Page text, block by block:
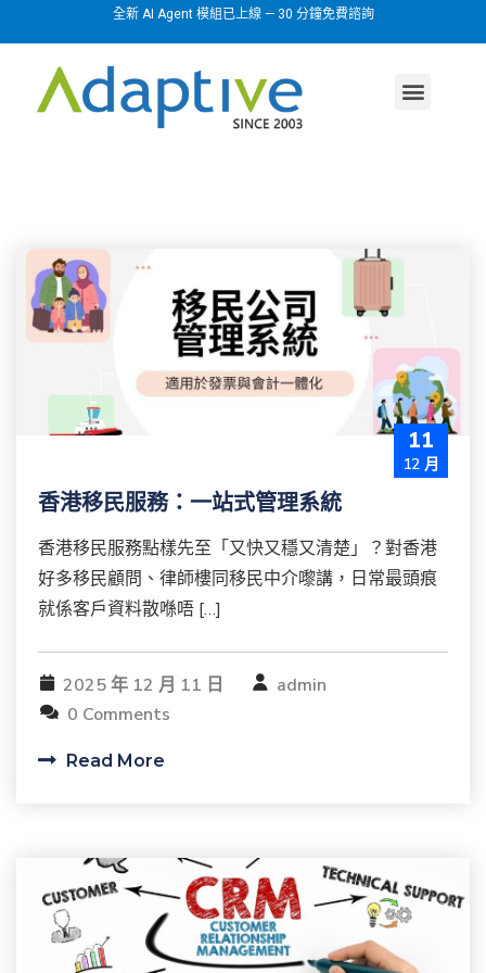
全新 AI Agent 模組已上線 — 30 分鐘免費諮詢
11
12 月
香港移民服務：一站式管理系統
香港移民服務點樣先至「又快又穩又清楚」？對香港
好多移民顧問、律師樓同移民中介嚟講，日常最頭痕
就係客戶資料散喺唔 […]
2025 年 12 月 11 日
admin
0 Comments
Read More